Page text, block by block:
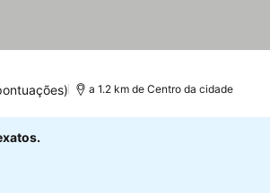
a 1.2 km de Centro da cidade